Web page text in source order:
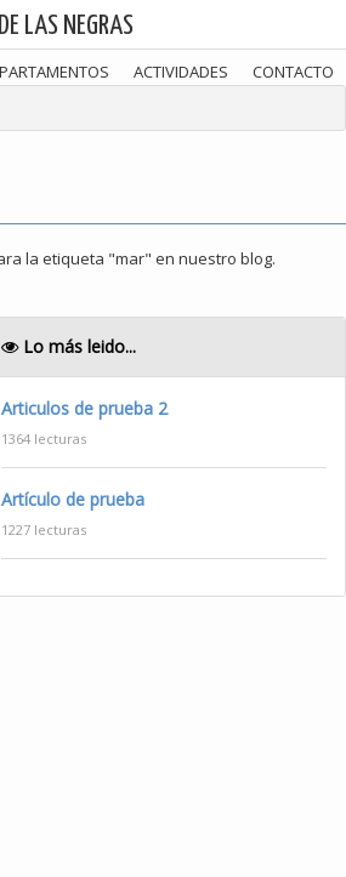
LAS NEGRAS
ACTIVIDADES
CONTACTO
la etiqueta "mar" en nuestro blog.
Lo más leido...
Articulos de prueba 2
1364 lecturas
Artículo de prueba
1227 lecturas